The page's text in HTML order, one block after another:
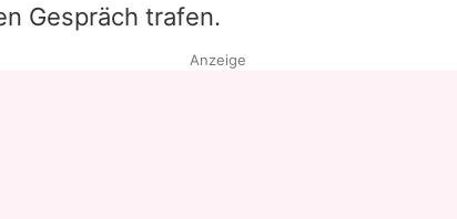
Gespräch trafen.
Anzeige